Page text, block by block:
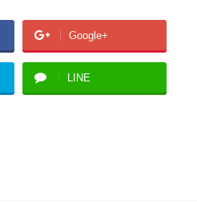
Google+
LINE